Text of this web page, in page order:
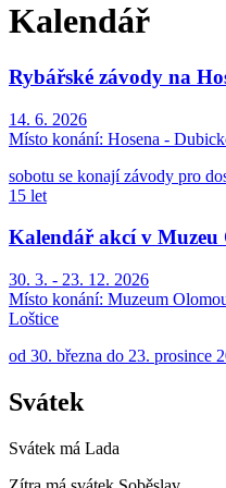
Kalendář
Rybářské závody na
14. 6. 2026
Místo konání: Hosena -
sobotu se konají závody pro
15 let
Kalendář akcí v
30. 3. - 23. 12. 2026
Místo konání: Muzeum
Loštice
od 30. března do 23. prosince
Svátek
Svátek má Lada